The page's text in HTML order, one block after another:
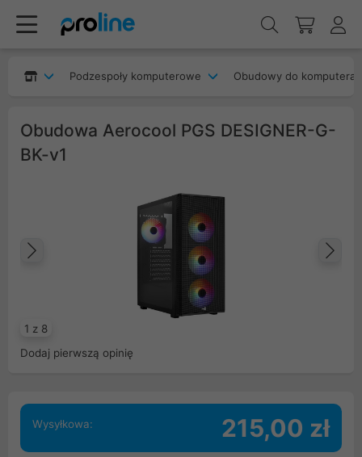
Podzespoły komputerowe Obudowy do komputera
Obudowa Aerocool PGS DESIGNER-G-
BK-v1
1 z 8
Dodaj pierwszą opinię
Wysyłkowa: 215,00 zł